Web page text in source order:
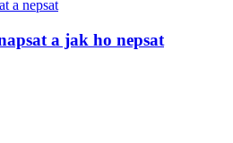
a jak ho nepsat